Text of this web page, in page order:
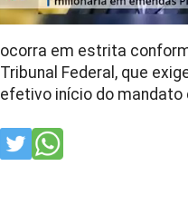
ocorra em estrita
Tribunal Federal, que
efetivo início do mandato